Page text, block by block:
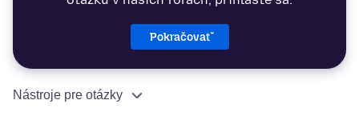
Pokračovať
Nástroje pre otázky